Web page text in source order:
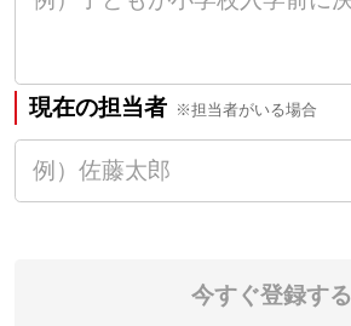
現在の担当者 ※担当者がいる場合
今すぐ登録する